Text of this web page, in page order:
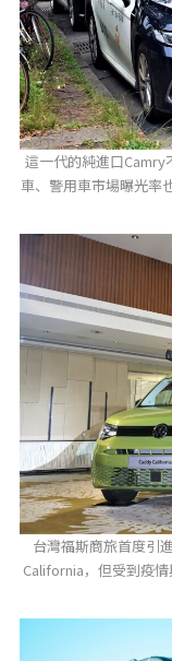
這一代的純進口
車、警用車市場曝光率
台灣福斯商旅首度引
California，但受到疫